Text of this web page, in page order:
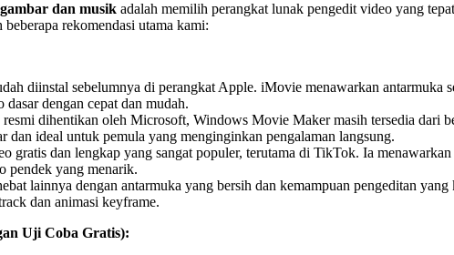
dan musik adalah memilih perangkat lunak pengedit video yang
rekomendasi utama kami:
diinstal sebelumnya di perangkat Apple. iMovie menawarkan antarmuka
dengan cepat dan mudah.
resmi dihentikan oleh Microsoft, Windows Movie Maker masih tersedia dari
dan ideal untuk pemula yang menginginkan pengalaman langsung.
gratis dan lengkap yang sangat populer, terutama di TikTok. Ia
pendek yang menarik.
lainnya dengan antarmuka yang bersih dan kemampuan pengeditan
dan animasi keyframe.
Uji Coba Gratis):